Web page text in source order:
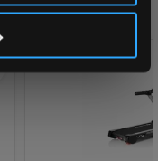
de korting